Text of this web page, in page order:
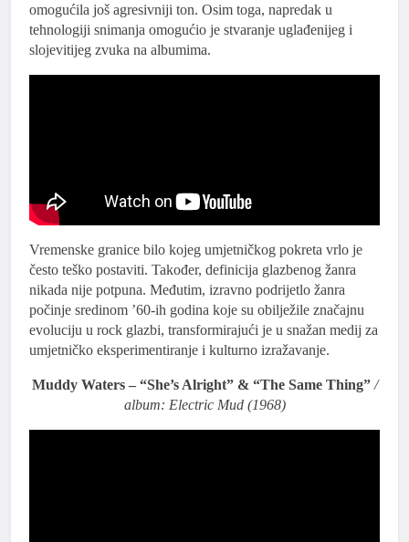
omogućila još agresivniji ton. Osim toga, napredak u
tehnologiji snimanja omogućio je stvaranje uglađenijeg i
slojevitijeg zvuka na albumima.
Vremenske granice bilo kojeg umjetničkog pokreta vrlo je
često teško postaviti. Također, definicija glazbenog žanra
nikada nije potpuna. Međutim, izravno podrijetlo žanra
počinje sredinom ’60-ih godina koje su obilježile značajnu
evoluciju u rock glazbi, transformirajući je u snažan medij za
umjetničko eksperimentiranje i kulturno izražavanje.
Muddy Waters – “She’s Alright” & “The Same Thing” /
album: Electric Mud (1968)